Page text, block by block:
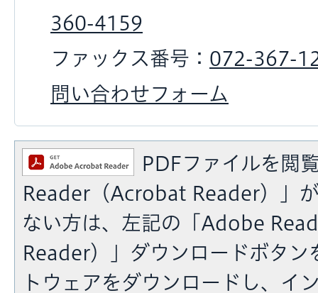
360-4159
ファックス番号： 072-367-
問い合わせフォーム
PDFファイルを閲
Reader（Acrobat Reader）」
ない方は、左記の「Adobe
Reader）」ダウンロードボタン
トウェアをダウンロードし、イ